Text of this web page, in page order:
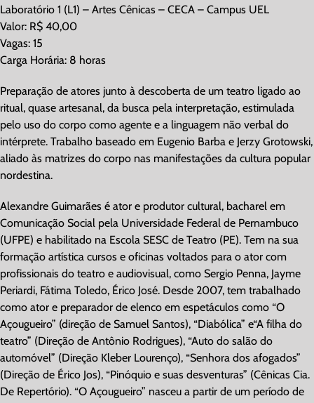
Laboratório 1 (L1) – Artes Cênicas – CECA – Campus UEL
Valor: R$ 40,00
Vagas: 15
Carga Horária: 8 horas
Preparação de atores junto à descoberta de um teatro ligado ao
ritual, quase artesanal, da busca pela interpretação, estimulada
pelo uso do corpo como agente e a linguagem não verbal do
intérprete. Trabalho baseado em Eugenio Barba e Jerzy Grotowski,
aliado às matrizes do corpo nas manifestações da cultura popular
nordestina.
Alexandre Guimarães é ator e produtor cultural, bacharel em
Comunicação Social pela Universidade Federal de Pernambuco
(UFPE) e habilitado na Escola SESC de Teatro (PE). Tem na sua
formação artística cursos e oficinas voltados para o ator com
profissionais do teatro e audiovisual, como Sergio Penna, Jayme
Periardi, Fátima Toledo, Érico José. Desde 2007, tem trabalhado
como ator e preparador de elenco em espetáculos como “O
Açougueiro” (direção de Samuel Santos), “Diabólica” e“A filha do
teatro” (Direção de Antônio Rodrigues), “Auto do salão do
automóvel” (Direção Kleber Lourenço), “Senhora dos afogados”
(Direção de Érico Jos), “Pinóquio e suas desventuras” (Cênicas Cia.
De Repertório). “O Açougueiro” nasceu a partir de um período de